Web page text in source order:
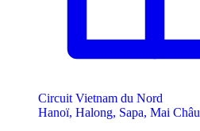
Circuit Vietnam du Nord
Hanoï, Halong, Sapa, Mai Châu